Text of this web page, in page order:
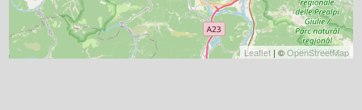
Leaflet| ©OpenStreetMap